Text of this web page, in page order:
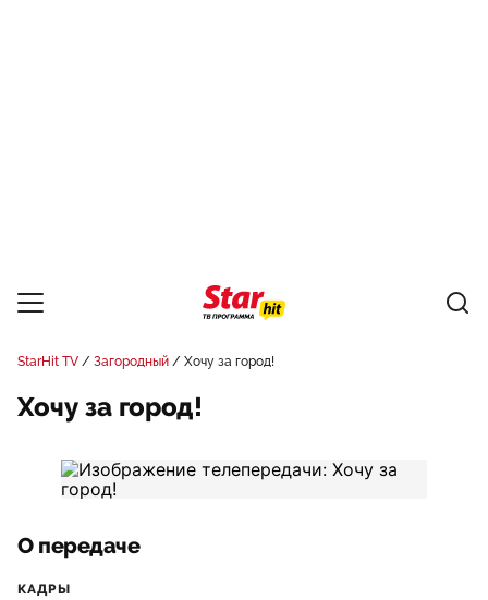
StarHit TV Загородный Хочу за город!
Хочу за город!
О передаче
КАДРЫ